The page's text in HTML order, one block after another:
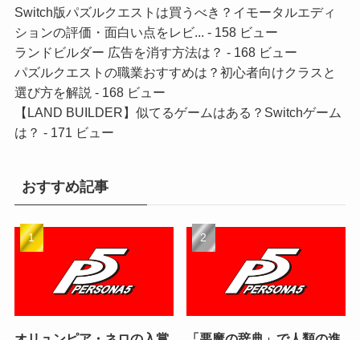
Switch版パズルクエストは買うべき？イモータルエディ
ションの評価・面白い点をレビ... - 158 ビュー
ランドビルダー 広告を消す方法は？ - 168 ビュー
パズルクエストの職業おすすめは？初心者向けクラスと
選び方を解説 - 168 ビュー
【LAND BUILDER】似てるゲームはある？Switchゲーム
は？ - 171 ビュー
おすすめ記事